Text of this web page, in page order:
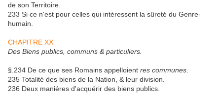
de son Territoire.
233 Si ce n'est pour celles qui intéressent la sûreté du Genre-
humain.
CHAPITRE XX
Des Biens publics, communs & particuliers.
§.234 De ce que ses Romains appelloient res communes
235 Totalité des biens de la Nation, & leur division.
236 Deux maniéres d'acquérir des biens publics.